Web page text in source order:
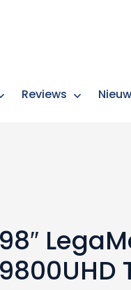
Reviews
98″
9800UHD